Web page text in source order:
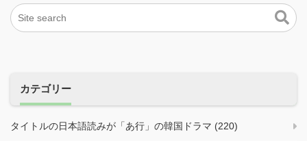
ゲ
ー
カテゴリー
タイトルの日本語読みが「あ行」の韓国ドラマ (220)